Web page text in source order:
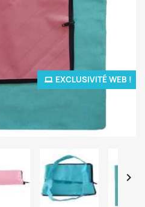
EXCLUSIVITÉ WEB !
